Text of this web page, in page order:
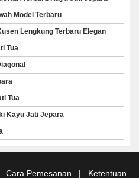
Model Terbaru
Lengkung Terbaru Elegan
Tua
Tua
Kayu Jati Jepara
Cara Pemesanan | Ketentuan